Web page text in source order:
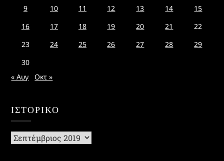
9
10 11 12 13 14
15
16
17 18 19 20 21
22
23
24 25 26 27 28
29
30
« Αυγ
Οκτ »
ΙΣΤΟΡΙΚΌ
Ιστορικό